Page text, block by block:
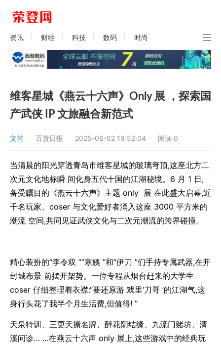
资讯 财经 科技 数码 时尚
维客星城《燕云十六声》Only 展 ，探索国
产武侠 IP 文旅融合新范式
文艺 百货日报 2025-06-02 19:52:04 阅读 0
当清晨的阳光穿透青岛市维客星城的玻璃穹顶,这座北方二
次元文化地标瞬 间化身五代十国的江湖秘境。6 月 1 日,
备受瞩目的《燕云十六声》主题 only 展 在此盛大启幕,近
千名玩家、coser 与文化爱好者涌入这座 3000 平方米的
潮流 空间,共同见证武侠文化与二次元潮流的跨界碰撞。
精心装扮的“李令双 ”“寒姨 ”和“伊刀 ”们手持专属武器,在开
封城布景 前摆开架势。一位专程从烟台赶来的大学生
coser 仔细整理着衣襟:“要还原游 戏里‘刀哥 ’的江湖气,这
身行头花了我半个月生活费,但值得! ”
天泉特训、三更天撕名牌、醉花阴结缘、九流门赌坊、清
溪问诊… …在燕云十六声 only 展上,这些游戏中的经典玩